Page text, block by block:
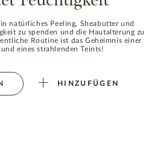
natürliches Peeling, Sheabutter und
zu spenden und die Hautalterung zu
Routine ist das Geheimnis einer
eines strahlenden Teints!
HINZUFÜGEN